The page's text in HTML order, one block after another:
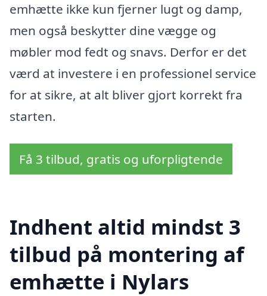
emhætte ikke kun fjerner lugt og damp,
men også beskytter dine vægge og
møbler mod fedt og snavs. Derfor er det
værd at investere i en professionel service
for at sikre, at alt bliver gjort korrekt fra
starten.
Få 3 tilbud, gratis og uforpligtende
Indhent altid mindst 3
tilbud på montering af
emhætte i Nylars